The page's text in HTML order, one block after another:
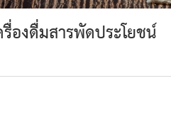
องดื่มสารพัดประโยชน์